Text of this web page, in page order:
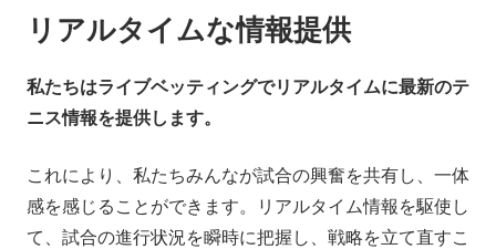
リアルタイムな情報提供
私たちはライブベッティングでリアルタイムに最新のテ
ニス情報を提供します。
これにより、私たちみんなが試合の興奮を共有し、一体
感を感じることができます。リアルタイム情報を駆使し
て、試合の進行状況を瞬時に把握し、戦略を立て直すこ